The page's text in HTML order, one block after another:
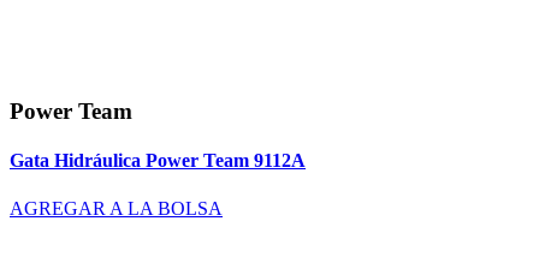
Power Team
Gata Hidráulica Power Team 9112A
AGREGAR A LA BOLSA